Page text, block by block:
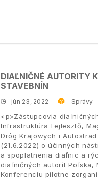
DIAĽNIČNÉ AUTORITY
STAVEBNÍN
jún 23, 2022 Správy
<p>Zástupcovia
Infrastruktúra Fejlesztő,
Dróg Krajowych i
(21.6.2022) o účinných
a spoplatnenia diaľnic a
diaľničných autorít Poľska,
Konferenciu pilotne